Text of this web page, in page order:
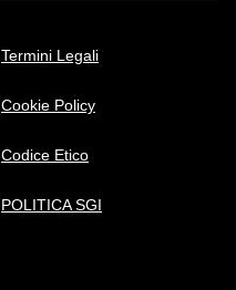
Termini Legali
Cookie Policy
Codice Etico
POLITICA SGI